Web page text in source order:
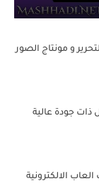
و مونتاج الصور
ذات جودة عالية
الالكترونية